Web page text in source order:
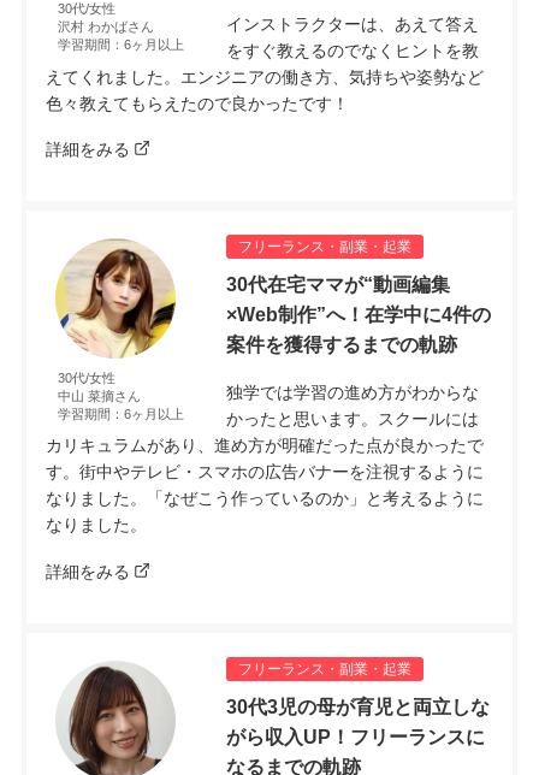
30代/女性
沢村 わかばさん
学習期間：6ヶ月以上
インストラクターは、あえて答え
をすぐ教えるのでなくヒントを教
えてくれました。エンジニアの働き方、気持ちや姿勢など
色々教えてもらえたので良かったです！
詳細をみる
フリーランス・副業・起業
30代/女性
中山 菜摘さん
学習期間：6ヶ月以上
30代在宅ママが“動画編集
×Web制作”へ！在学中に4件の
案件を獲得するまでの軌跡
独学では学習の進め方がわからな
かったと思います。スクールには
カリキュラムがあり、進め方が明確だった点が良かったで
す。街中やテレビ・スマホの広告バナーを注視するように
なりました。「なぜこう作っているのか」と考えるように
なりました。
詳細をみる
フリーランス・副業・起業
30代3児の母が育児と両立しな
がら収入UP！フリーランスに
なるまでの軌跡